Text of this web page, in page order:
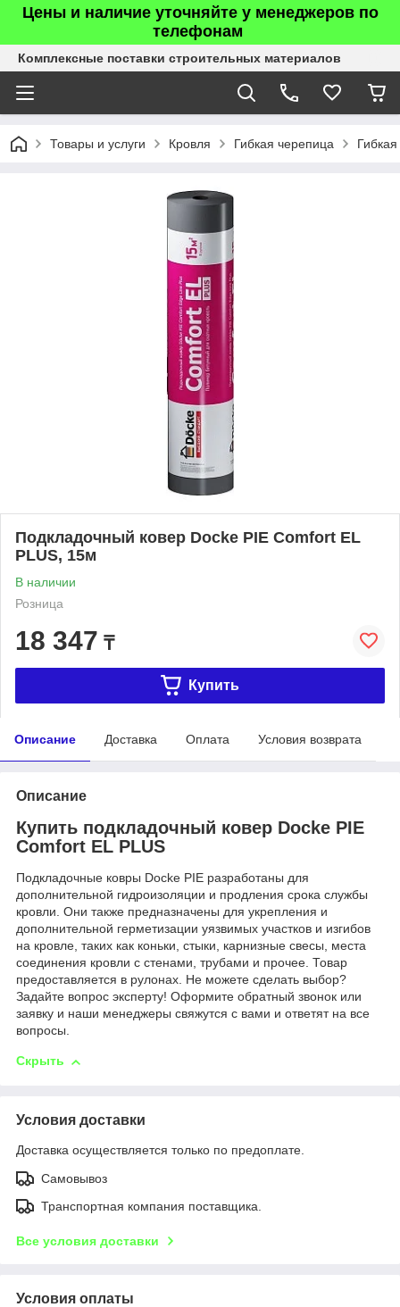
Цены и наличие уточняйте у менеджеров по
телефонам
Комплексные поставки строительных материалов
Товары и услуги Кровля Гибкая черепица
Подкладочный ковер Dоcke PIE Comfort EL
PLUS, 15м
В наличии
Розница
18 347 ₸
Купить
Описание Доставка Оплата Условия возврата
Описание
Купить подкладочный ковер Dоcke PIE
Comfort EL PLUS
Подкладочные ковры Dоcke PIE разработаны для
дополнительной гидроизоляции и продления срока службы
кровли. Они также предназначены для укрепления и
дополнительной герметизации уязвимых участков и изгибов
на кровле, таких как коньки, стыки, карнизные свесы, места
соединения кровли с стенами, трубами и прочее. Товар
предоставляется в рулонах. Не можете сделать выбор?
Задайте вопрос эксперту! Оформите обратный звонок или
заявку и наши менеджеры свяжутся с вами и ответят на все
вопросы.
Скрыть
Условия доставки
Доставка осуществляется только по предоплате.
Самовывоз
Транспортная компания поставщика.
Все условия доставки
Условия оплаты